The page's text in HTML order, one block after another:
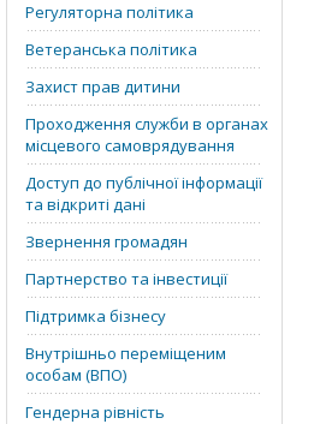
Регуляторна політика
Ветеранська політика
Захист прав дитини
Проходження служби в органах
місцевого самоврядування
Доступ до публічної інформації
та відкриті дані
Звернення громадян
Партнерство та інвестиції
Підтримка бізнесу
Внутрішньо переміщеним
особам (ВПО)
Гендерна рівність